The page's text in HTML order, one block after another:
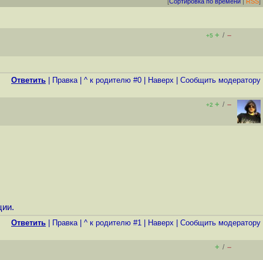
+5 + / –
Ответить Правка| ^ к родителю #0 Наверх Cообщить модератору
+2 + / –
Ответить Правка| ^ к родителю #1 Наверх Cообщить модератору
+ / –